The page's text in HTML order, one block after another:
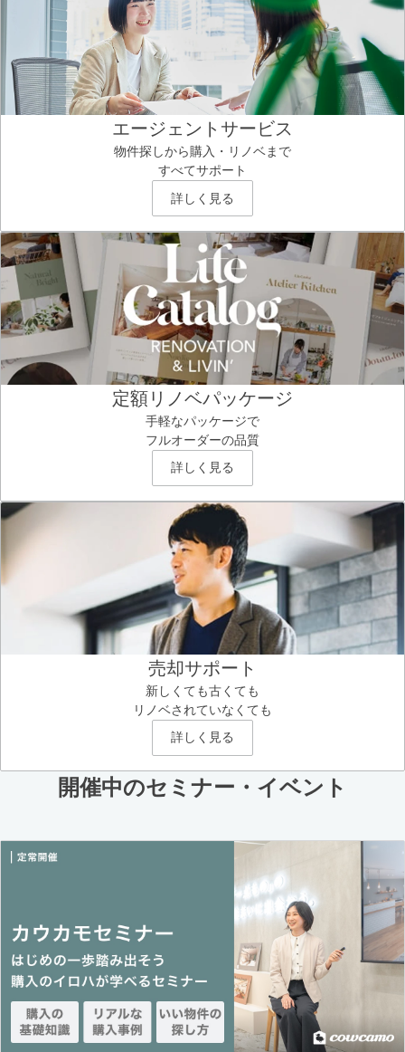
エージェントサービス
物件探しから購入・リノベまで
すべてサポート
詳しく見る
定額リノベパッケージ
手軽なパッケージで
フルオーダーの品質
詳しく見る
売却サポート
新しくても古くても
リノベされていなくても
詳しく見る
開催中のセミナー・イベント